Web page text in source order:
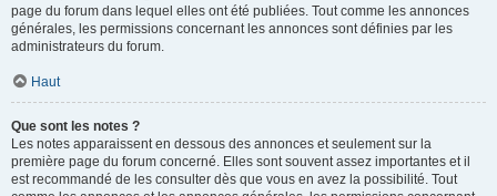
page du forum dans lequel elles ont été publiées. Tout comme les annonces
générales, les permissions concernant les annonces sont définies par les
administrateurs du forum.
Haut
Que sont les notes ?
Les notes apparaissent en dessous des annonces et seulement sur la
première page du forum concerné. Elles sont souvent assez importantes et il
est recommandé de les consulter dès que vous en avez la possibilité. Tout